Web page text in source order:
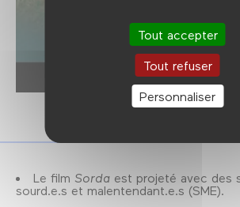
Tout accepter
Tout refuser
Personnaliser
Le film Sorda est projeté avec des
sourd.e.s et malentendant.e.s (SME).